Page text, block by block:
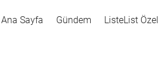
Ana Sayfa Gündem ListeList Özel